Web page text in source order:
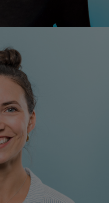
MSc
Innovation und CSR-
20